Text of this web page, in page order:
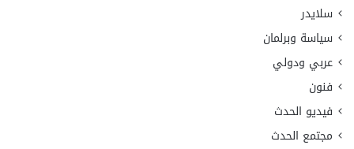
سلايدر
سياسة وبرلمان
عربي ودولي
فنون
فيديو الحدث
مجتمع الحدث